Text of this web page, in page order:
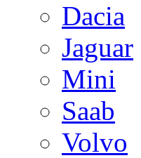
Dacia
Jaguar
Mini
Saab
Volvo